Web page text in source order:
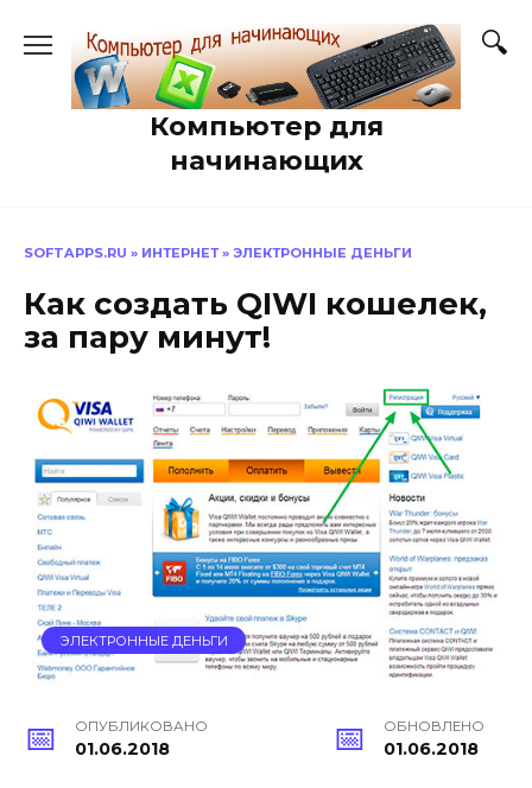
содержанию
Компьютер для
начинающих
SOFTAPPS.RU » ИНТЕРНЕТ» ЭЛЕКТРОННЫЕ ДЕНЬГИ
Как создать QIWI кошелек,
за пару минут!
ЭЛЕКТРОННЫЕ ДЕНЬГИ
ОПУБЛИКОВАНО
01.06.2018
ОБНОВЛЕНО
01.06.2018